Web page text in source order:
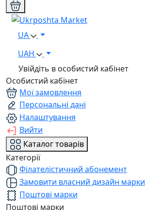
UA
UAH
Увійдіть в особистий кабінет
Особистий кабінет
Мої замовлення
Персональні дані
Налаштування
Вийти
Каталог товарів
Категорії
Філателістичний абонемент
Замовити власний дизайн марки
Поштові марки
Поштові марки